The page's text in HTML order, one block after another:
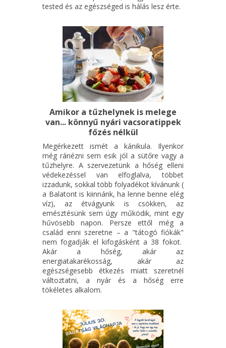
tested és az egészséged is hálás lesz érte.
Amikor a tűzhelynek is melege
van... könnyű nyári vacsoratippek
főzés nélkül
Megérkezett ismét a kánikula. Ilyenkor
még ránézni sem esik jól a sütőre vagy a
tűzhelyre. A szervezetünk a hőség elleni
védekezéssel van elfoglalva, többet
izzadunk, sokkal több folyadékot kívánunk (
a Balatont is kiinnánk, ha lenne benne elég
víz), az étvágyunk is csökken, az
emésztésünk sem úgy működik, mint egy
hűvösebb napon. Persze ettől még a
család enni szeretne – a "tátogó fiókák"
nem fogadják el kifogásként a 38 fokot.
Akár a hőség, akár az
energiatakarékosság, akár az
egészségesebb étkezés miatt szeretnél
változtatni, a nyár és a hőség erre
tökéletes alkalom.